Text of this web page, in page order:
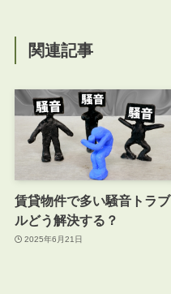
関連記事
賃貸物件で多い騒音トラブ
ルどう解決する？
2025年6月21日